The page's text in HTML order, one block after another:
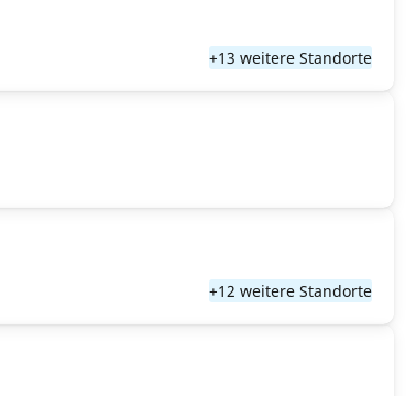
+13 weitere Standorte
+12 weitere Standorte